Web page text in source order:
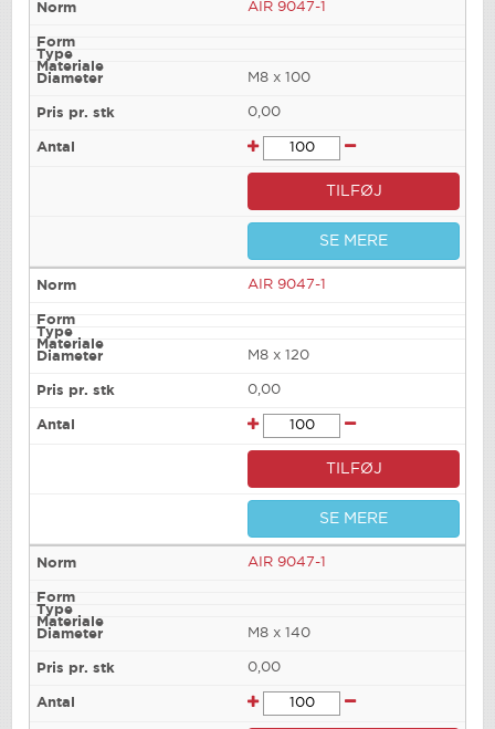
AIR 9047-1
M8 x 100
0,00
TILFØJ
SE MERE
AIR 9047-1
M8 x 120
0,00
TILFØJ
SE MERE
AIR 9047-1
M8 x 140
0,00